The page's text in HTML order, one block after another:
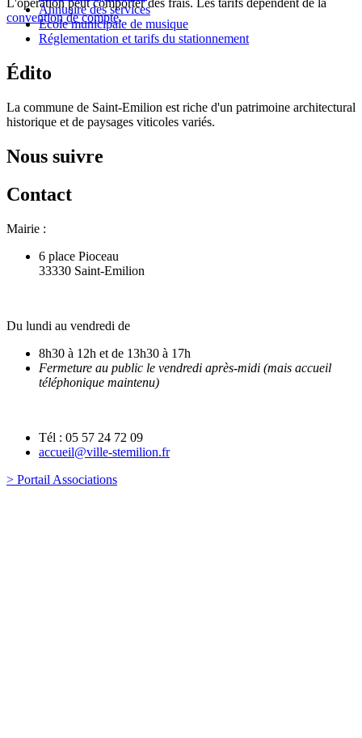
convention de compte.
Annuaire des services
Ecole municipale de musique
Réglementation et tarifs du stationnement
Édito
La commune de Saint-Emilion est riche d'un patrimoine architectural
historique et de paysages viticoles variés.
Nous suivre
Contact
Mairie :
6 place Pioceau
33330 Saint-Emilion
Du lundi au vendredi de
8h30 à 12h et de 13h30 à 17h
Fermeture au public le vendredi après-midi (mais accueil
téléphonique maintenu)
Tél : 05 57 24 72 09
accueil@ville-stemilion.fr
> Portail Associations